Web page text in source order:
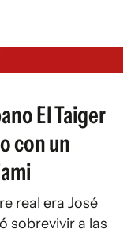
El Taiger
con un
real era José
sobrevivir a las